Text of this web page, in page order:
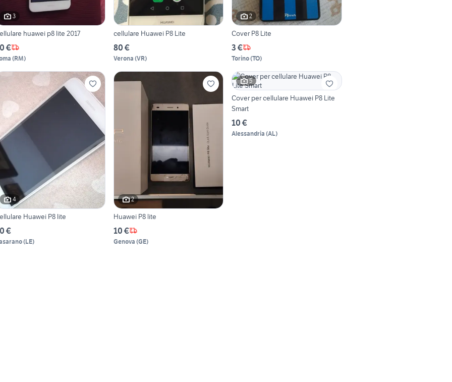
3
huawei p8 lite 2017
€
(RM)
cellulare Huawei P8 Lite
80 €
Verona (VR)
2
Cover P8 Lite
3 €
Torino(TO)
4
Huawei P8 lite
€
(LE)
2
Huawei P8 lite
10 €
Genova (GE)
5
Cover per cellulare Huawei P8 Lite
Smart
10 €
Alessandria (AL)